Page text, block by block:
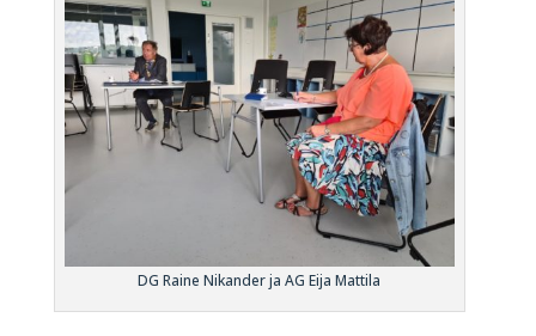
DG Raine Nikander ja AG Eija Mattila